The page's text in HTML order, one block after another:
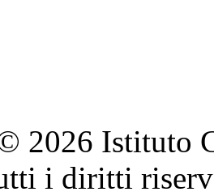
2026 Istituto
i diritti